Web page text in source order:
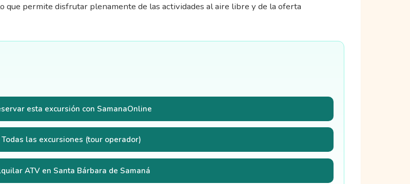
que permite disfrutar plenamente de las actividades al aire libre y de la oferta
esta excursión con SamanaOnline
Todas las excursiones (tour operador)
ATV en Santa Bárbara de Samaná